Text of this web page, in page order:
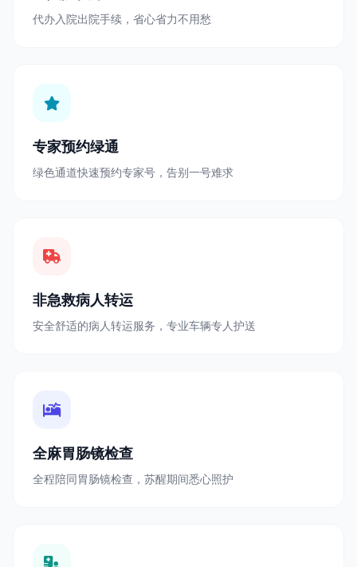
代办入院出院手续，省心省力不用愁
专家预约绿通
绿色通道快速预约专家号，告别一号难求
非急救病人转运
安全舒适的病人转运服务，专业车辆专人护送
全麻胃肠镜检查
全程陪同胃肠镜检查，苏醒期间悉心照护